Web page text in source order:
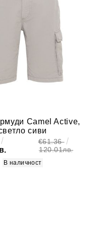
Camel Active,
сиви
€61.36
120.01лв.
В наличност